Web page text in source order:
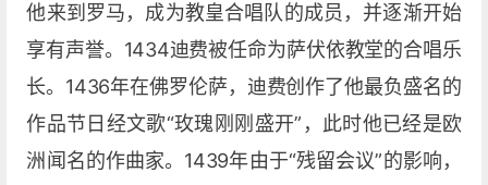
他来到罗马，成为教皇合唱队的成员，并逐渐开始
享有声誉。1434迪费被任命为萨伏依教堂的合唱乐
长。1436年在佛罗伦萨，迪费创作了他最负盛名的
作品节日经文歌“玫瑰刚刚盛开”，此时他已经是欧
洲闻名的作曲家。1439年由于“残留会议”的影响，